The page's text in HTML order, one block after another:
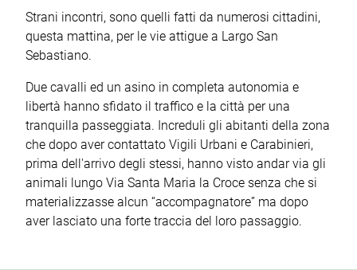
Strani incontri, sono quelli fatti da numerosi cittadini,
questa mattina, per le vie attigue a Largo San
Sebastiano.
Due cavalli ed un asino in completa autonomia e
libertà hanno sfidato il traffico e la città per una
tranquilla passeggiata. Increduli gli abitanti della zona
che dopo aver contattato Vigili Urbani e Carabinieri,
prima dell'arrivo degli stessi, hanno visto andar via gli
animali lungo Via Santa Maria la Croce senza che si
materializzasse alcun “accompagnatore” ma dopo
aver lasciato una forte traccia del loro passaggio.